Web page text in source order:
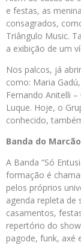
e festas, as
consagrados,
Triângulo Music.
a exibição de um
Nos palcos, já
como: Maria
Fernando Anitelli
Luque. Hoje, o
conhecido,
Banda do Marcão
A Banda “Só
formação é
pelos próprios
agenda repleta de
casamentos,
repertório do
pagode, funk, axé